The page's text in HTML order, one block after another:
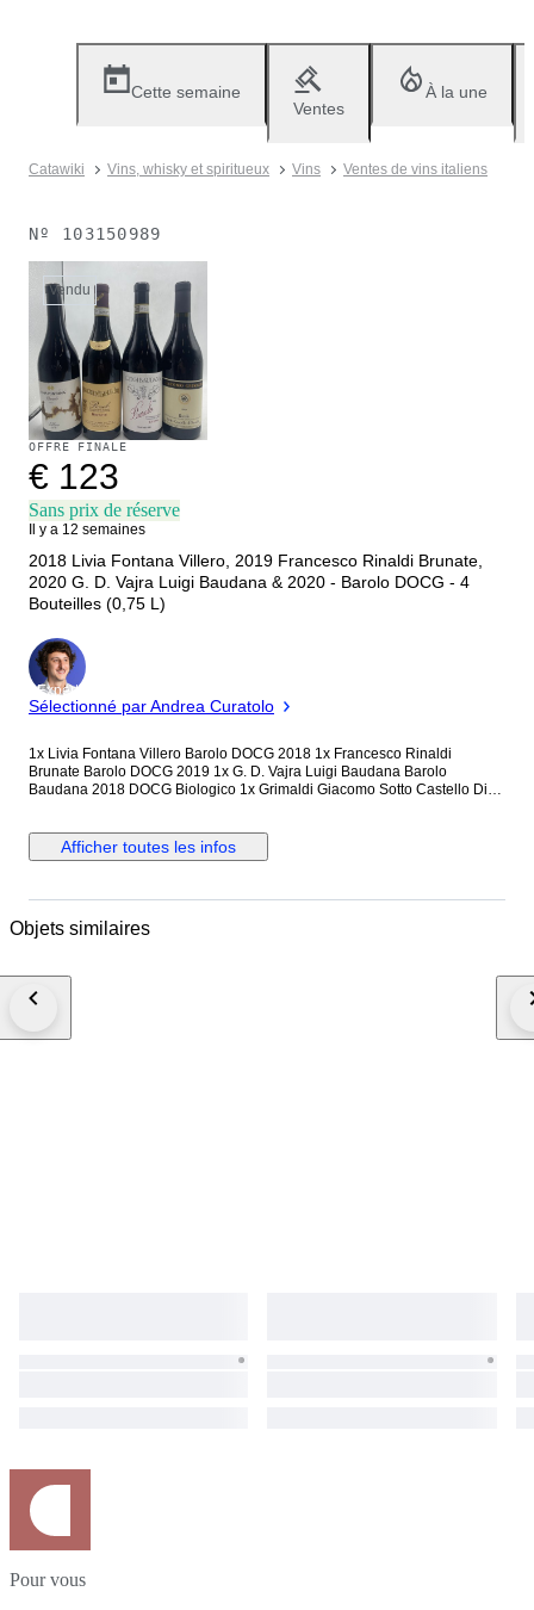
Cette semaine
Ventes
À la une
Catawiki Vins, whisky et spiritueux Vins Ventes de vins italiens
Nº 103150989
Vendu
OFFRE FINALE
€ 123
Sans prix de réserve
Il y a 12 semaines
2018 Livia Fontana Villero, 2019 Francesco Rinaldi Brunate,
2020 G. D. Vajra Luigi Baudana & 2020 - Barolo DOCG - 4
Bouteilles (0,75 L)
Expert
Sélectionné par Andrea Curatolo
1x Livia Fontana Villero Barolo DOCG 2018 1x Francesco Rinaldi
Brunate Barolo DOCG 2019 1x G. D. Vajra Luigi Baudana Barolo
Baudana 2018 DOCG Biologico 1x Grimaldi Giacomo Sotto Castello Di
Afficher toutes les infos
Objets similaires
Pour vous